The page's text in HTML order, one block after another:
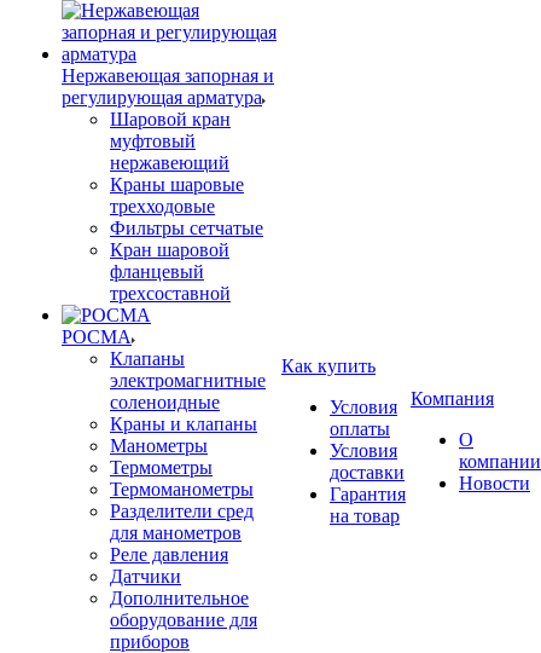
Нержавеющая запорная и
регулирующая арматура
Шаровой кран
муфтовый
нержавеющий
Краны шаровые
трехходовые
Фильтры сетчатые
Кран шаровой
фланцевый
трехсоставной
РОСМА
Клапаны
электромагнитные
соленоидные
Краны и клапаны
Манометры
Термометры
Термоманометры
Разделители сред
для манометров
Реле давления
Датчики
Дополнительное
оборудование для
приборов
Как купить
Условия
оплаты
Условия
доставки
Гарантия
на товар
Компания
О
компании
Новости